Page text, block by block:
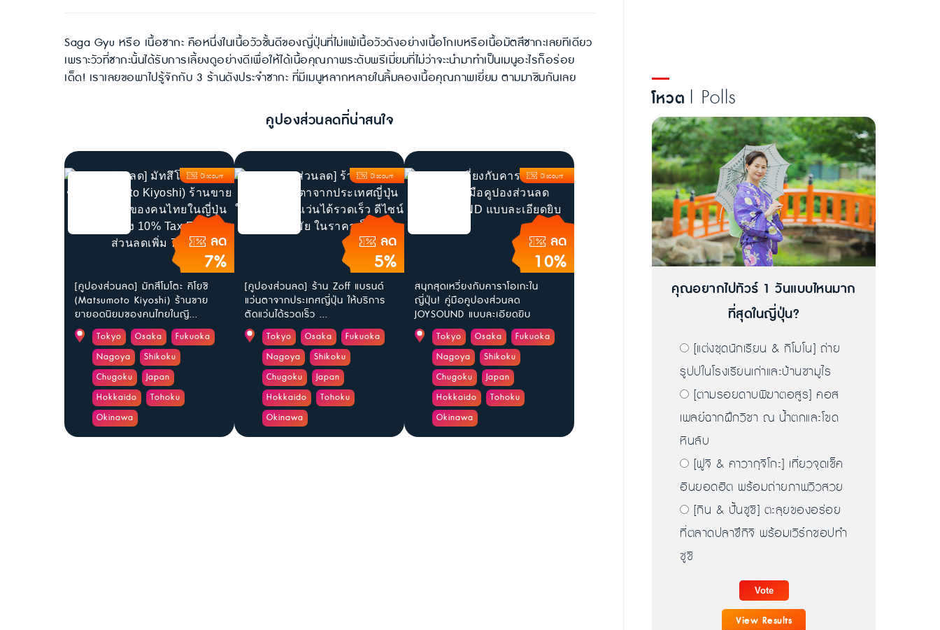
Saga Gyu หรือ เนื้อซากะ คือหนึ่งในเนื้อวัวชั้นดีของญี่ปุ่นที่ไม่แพ้เนื้อวัวดังอย่างเนื้อโกเบหรือเนื้อมัตสึซากะเลยทีเดียว
เพราะวัวที่ซากะนั้นได้รับการเลี้ยงดูอย่างดีเพื่อให้ได้เนื้อคุณภาพระดับพรีเมี่ยมที่ไม่ว่าจะะนำมาทำเป็นเมนูอะไรก็อร่อย
เด็ด! เราเลยขอพาไปรู้จักกับ 3 ร้านดังประจำซากะ ที่มีเมนูหลากหลายในลิ้มลองเนื้อคุณภาพเยี่ยม ตามมาชิมกันเลย
คูปองส่วนลดที่น่าสนใจ
ลด
7%
Discount
[คูปองส่วนลด] มัทสึโมโตะ คิโยชิ
(Matsumoto Kiyoshi) ร้านขาย
ยายอดนิยมของคนไทยในญี...
Tokyo Osaka
Fukuoka
Nagoya
Shikoku
Chugoku
Japan
Hokkaido
Tohoku
Okinawa
ลด
5%
Discount
[คูปองส่วนลด] ร้าน Zoff แบรนด์
แว่นตาจากประเทศญี่ปุ่น ให้บริการ
ตัดแว่นได้รวดเร็ว ...
Tokyo Osaka
Fukuoka
Nagoya
Shikoku
Chugoku
Japan
Hokkaido
Tohoku
Okinawa
ลด
10%
Discount
สนุกสุดเหวี่ยงกับคาราโอเกะใน
ญี่ปุ่น! คู่มือคูปองส่วนลด
JOYSOUND แบบละเอียดยิบ
Tokyo Osaka
Fukuoka
Nagoya
Shikoku
Chugoku
Japan
Hokkaido
Tohoku
Okinawa
โหวต | Polls
คุณอยากไปทัวร์ 1 วันแบบไหนมาก
ที่สุดในญี่ปุ่น?
[แต่งชุดนักเรียน & กิโมโน] ถ่าย
รูปปในโรงเรียนเก่าและบ้านซามูไร
[ตามรอยดาบพิฆาตอสูร] คอส
เพลย์ฉากฝึกวิชา ณ น้ำตกและโขด
หินลับ
[ฟูจิ & คาวากุจิโกะ] เที่ยวจุดเช็ค
อินยอดฮิต พร้อมถ่ายภาพวิวสวย
[กิน & ปั้นซูชิ] ตะลุยของอร่อย
ที่ตลาดปลาซึกิจิ พร้อมเวิร์กชอปทำ
ซูชิ
View Results